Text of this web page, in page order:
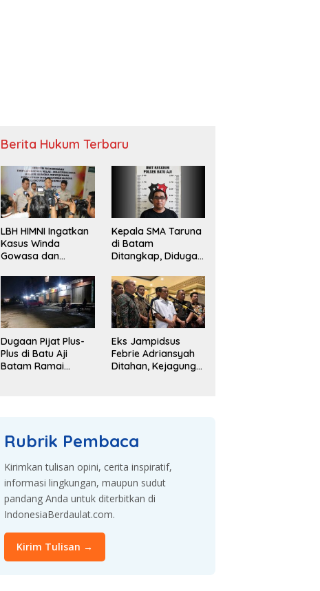
Berita Hukum Terbaru
LBH HIMNI Ingatkan
Kasus Winda
Gowasa dan
Kasus Brigadir J
Kepala SMA Taruna
di Batam
Ditangkap, Diduga
Sekolah Rp143 Juta
Dugaan Pijat Plus-
Plus di Batu Aji
Batam Ramai
Eks Jampidsus
Febrie Adriansyah
Ditahan, Kejagung
Rubrik Pembaca
Kirimkan tulisan opini, cerita inspiratif,
informasi lingkungan, maupun sudut
pandang Anda untuk diterbitkan di
IndonesiaBerdaulat.com.
Kirim Tulisan →